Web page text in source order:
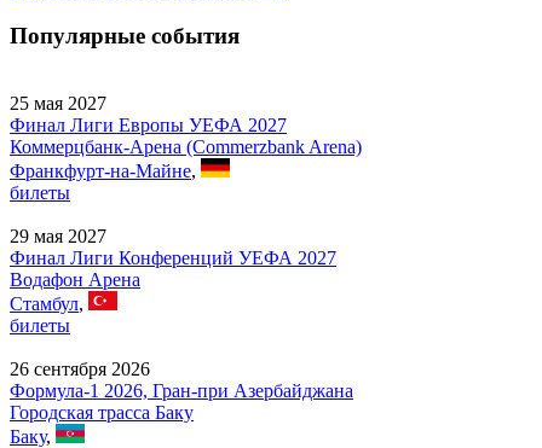
Популярные события
25 мая 2027
Финал Лиги Европы УЕФА 2027
Коммерцбанк-Арена (Commerzbank Arena)
Франкфурт-на-Майне,
билеты
29 мая 2027
Финал Лиги Конференций УЕФА 2027
Водафон Арена
Стамбул,
билеты
26 сентября 2026
Формула-1 2026, Гран-при Азербайджана
Городская трасса Баку
Баку,